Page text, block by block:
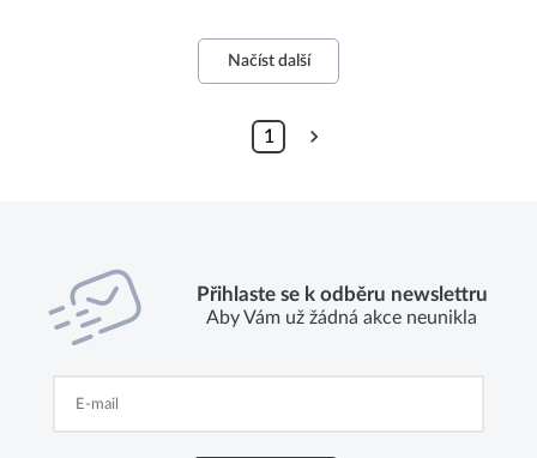
Načíst další
1
Přihlaste se k odběru newslettru
Aby Vám už žádná akce neunikla